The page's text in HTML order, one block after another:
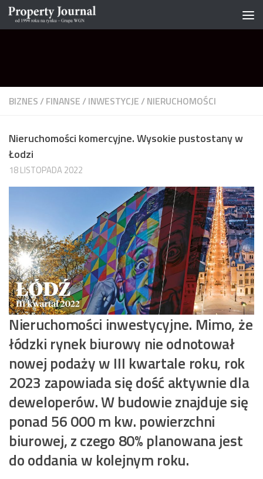
Skip to content
BIZNES/FINANSE/INWESTYCJE/NIERUCHOMOŚCI
Nieruchomości komercyjne. Wysokie pustostany w
Łodzi
18 LISTOPADA 2022
Nieruchomości inwestycyjne. Mimo, że
łódzki rynek biurowy nie odnotował
nowej podaży w III kwartale roku, rok
2023 zapowiada się dość aktywnie dla
deweloperów. W budowie znajduje się
ponad 56 000 m kw. powierzchni
biurowej, z czego 80% planowana jest
do oddania w kolejnym roku.